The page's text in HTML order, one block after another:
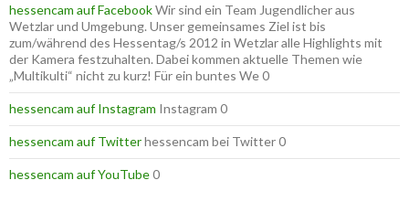
hessencam auf FacebookWir sind ein Team Jugendlicher aus
Wetzlar und Umgebung. Unser gemeinsames Ziel ist bis
zum/während des Hessentag/s 2012 in Wetzlar alle Highlights mit
der Kamera festzuhalten. Dabei kommen aktuelle Themen wie
„Multikulti“ nicht zu kurz! Für ein buntes We 0
hessencam auf Instagram Instagram 0
hessencam auf Twitterhessencam bei Twitter 0
hessencam auf YouTube0